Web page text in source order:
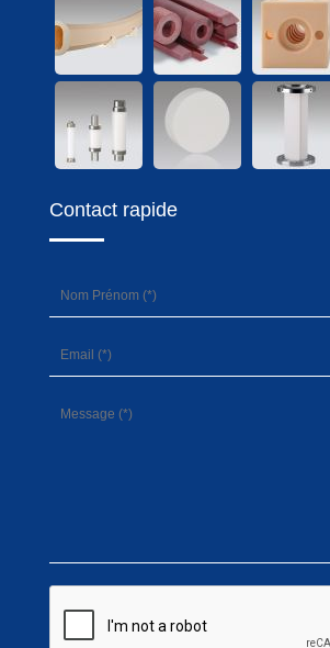
Contact rapide